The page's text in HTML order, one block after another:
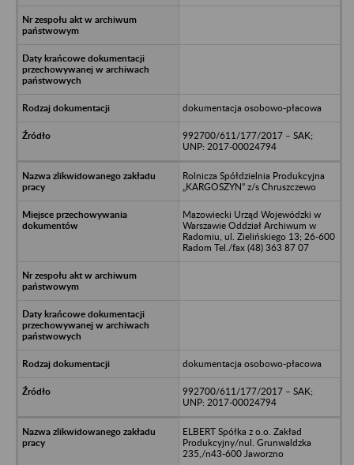
dokumentacja osobowo-płacowa
992700/611/177/2017 – SAK;
UNP: 2017-00024794
Rolnicza Spółdzielnia Produkcyjna
„KARGOSZYN” z/s Chruszczewo
Mazowiecki Urząd Wojewódzki w
Warszawie Oddział Archiwum w
Radomiu, ul. Zielińskiego 13; 26-600
Radom Tel./fax (48) 363 87 07
dokumentacja osobowo-płacowa
992700/611/177/2017 – SAK;
UNP: 2017-00024794
ELBERT Spółka z o.o. Zakład
Produkcyjny/nul. Grunwaldzka
235,/n43-600 Jaworzno